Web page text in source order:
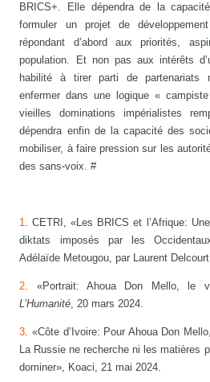
BRICS+. Elle dépendra de la
formuler un projet de
répondant d’abord aux priorités,
population. Et non pas aux intérêts
habilité à tirer parti de partenariats
enfermer dans une logique «
vieilles dominations impérialistes
dépendra enfin de la capacité des
mobiliser, à faire pression sur les
des sans-voix. #
1. CETRI, «Les BRICS et l’Afrique:
diktats imposés par les
Adélaïde Metougou, par Laurent
2. «Portrait: Ahoua Don Mello, le
L’Humanité, 20 mars 2024.
3. «Côte d’Ivoire: Pour Ahoua Don
La Russie ne recherche ni les matières
dominer», Koaci, 21 mai 2024.